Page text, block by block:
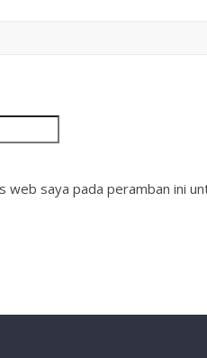
web saya pada peramban ini